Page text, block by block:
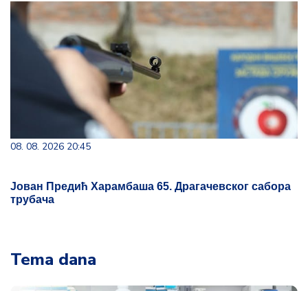
08. 08. 2026 20:45
Јован Предић Харамбаша 65. Драгачевског сабора
трубача
Tema dana